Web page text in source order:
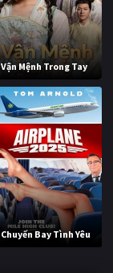
Vận Mệnh Trong Tay
Chuyến Bay Tình Yêu